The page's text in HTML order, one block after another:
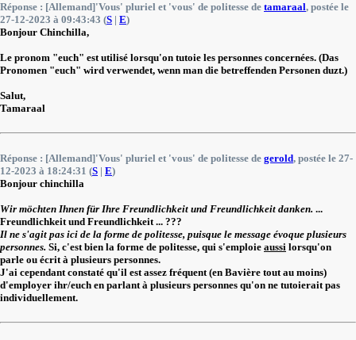
Réponse : [Allemand]'Vous' pluriel et 'vous' de politesse de tamaraal, postée le
27-12-2023 à 09:43:43 (S | E)
Bonjour Chinchilla,
Le pronom "euch" est utilisé lorsqu'on tutoie les personnes concernées. (Das
Pronomen "euch" wird verwendet, wenn man die betreffenden Personen duzt.)
Salut,
Tamaraal
Réponse : [Allemand]'Vous' pluriel et 'vous' de politesse de gerold, postée le 27-
12-2023 à 18:24:31 (S | E)
Bonjour chinchilla
Wir möchten Ihnen für Ihre Freundlichkeit und Freundlichkeit danken. ...
Freundlichkeit und Freundlichkeit ... ???
Il ne s'agit pas ici de la forme de politesse, puisque le message évoque plusieurs
personnes. Si, c'est bien la forme de politesse, qui s'emploie aussi lorsqu'on
parle ou écrit à plusieurs personnes.
J'ai cependant constaté qu'il est assez fréquent (en Bavière tout au moins)
d'employer ihr/euch en parlant à plusieurs personnes qu'on ne tutoierait pas
individuellement.